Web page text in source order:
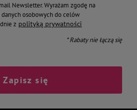
Newsletter. Wyrażam zgodę na
osobowych do celów
z polityką prywatności
* Rabaty nie łączą się
Zapisz się